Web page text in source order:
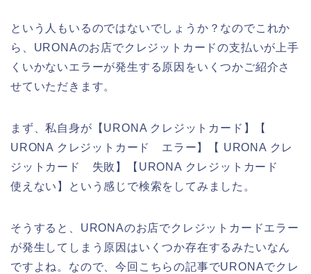
という人もいるのではないでしょうか？なのでこれか
ら、URONAのお店でクレジットカードの支払いが上手
くいかないエラーが発生する原因をいくつかご紹介さ
せていただきます。
まず、私自身が【URONA クレジットカード】【
URONA クレジットカード エラー】【 URONA クレ
ジットカード 失敗】【URONA クレジットカード
使えない】という感じで検索をしてみました。
そうすると、URONAのお店でクレジットカードエラー
が発生してしまう原因はいくつか存在するみたいなん
ですよね。なので、今回こちらの記事でURONAでクレ